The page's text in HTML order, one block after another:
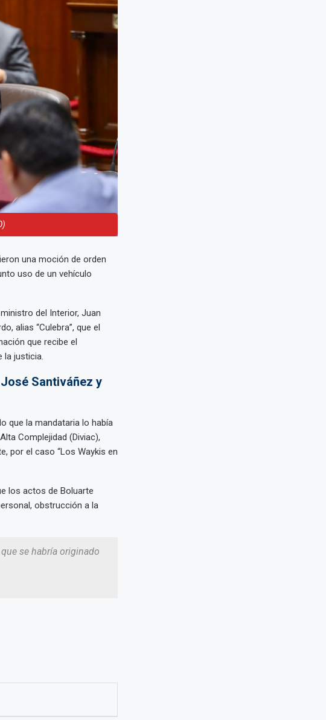
una moción de orden
uso de un vehículo
del Interior, Juan
alias “Culebra”, que el
que recibe el
la justicia.
Santiváñez y
que la mandataria lo había
Complejidad (Diviac),
por el caso “Los Waykis en
los actos de Boluarte
obstrucción a la
se habría originado